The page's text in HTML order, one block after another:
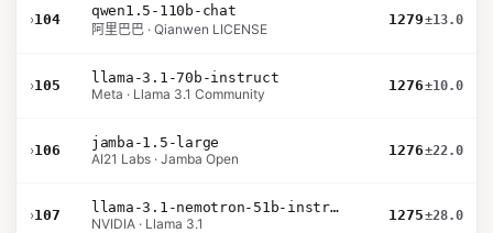
›104
qwen1.5-110b-chat
阿里巴巴 · Qianwen LICENSE
1279±13.0
›105
llama-3.1-70b-instruct
Meta · Llama 3.1 Community
1276±10.0
›106
jamba-1.5-large
AI21 Labs · Jamba Open
1276±22.0
›107
llama-3.1-nemotron-51b-instruct
NVIDIA · Llama 3.1
1275±28.0